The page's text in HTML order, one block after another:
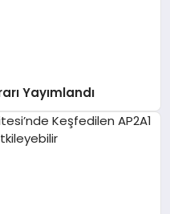
Yayımlandı